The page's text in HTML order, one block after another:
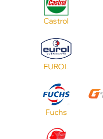
Castrol
EUROL
Fuchs